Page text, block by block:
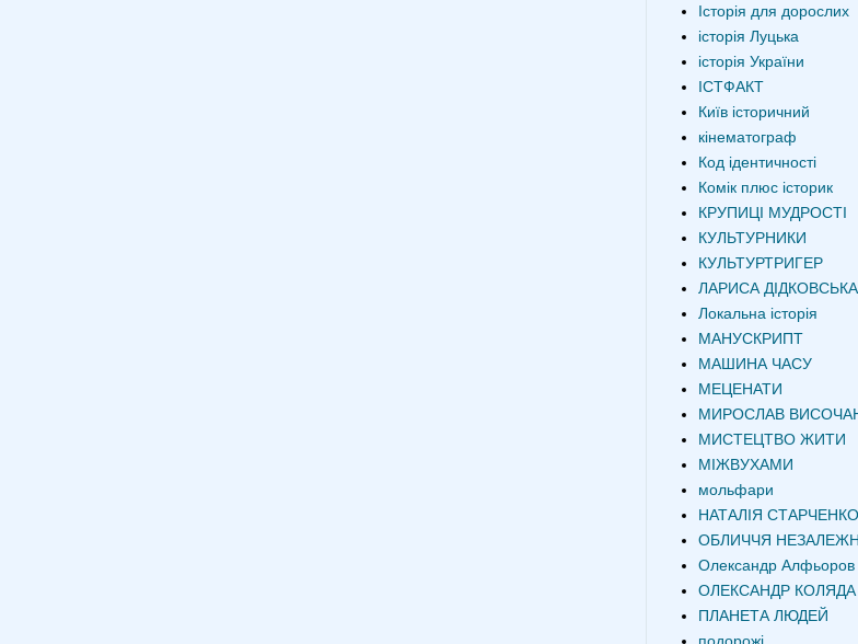
Історія для дорослих
історія Луцька
історія України
ІСТФАКТ
Київ історичний
кінематограф
Код ідентичності
Комік плюс історик
КРУПИЦІ МУДРОСТІ
КУЛЬТУРНИКИ
КУЛЬТУРТРИГЕР
ЛАРИСА ДІДКОВСЬКА
Локальна історія
МАНУСКРИПТ
МАШИНА ЧАСУ
МЕЦЕНАТИ
МИРОСЛАВ
МИСТЕЦТВО ЖИТИ
МІЖВУХАМИ
мольфари
НАТАЛІЯ СТАРЧЕНКО
ОБЛИЧЧЯ
Олександр Алфьоров
ОЛЕКСАНДР КОЛЯДА
ПЛАНЕТА ЛЮДЕЙ
подорожі